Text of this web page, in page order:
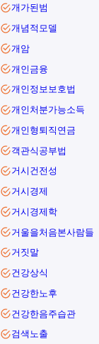
개가된범
개념적모델
개암
개인금융
개인정보보호법
개인처분가능소득
개인형퇴직연금
객관식공부법
거시건전성
거시경제
거시경제학
거울을처음본사람들
거짓말
건강상식
건강한노후
건강한음주습관
검색노출